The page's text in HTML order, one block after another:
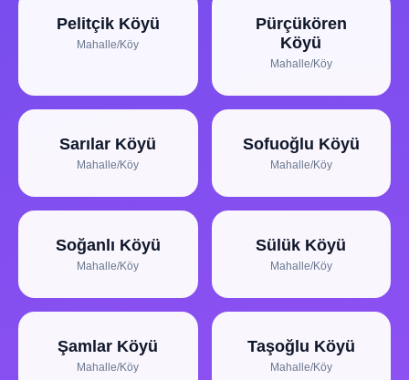
Pelitçik Köyü
Mahalle/Köy
Pürçükören
Köyü
Mahalle/Köy
Sarılar Köyü
Mahalle/Köy
Sofuoğlu Köyü
Mahalle/Köy
Soğanlı Köyü
Mahalle/Köy
Sülük Köyü
Mahalle/Köy
Şamlar Köyü
Mahalle/Köy
Taşoğlu Köyü
Mahalle/Köy